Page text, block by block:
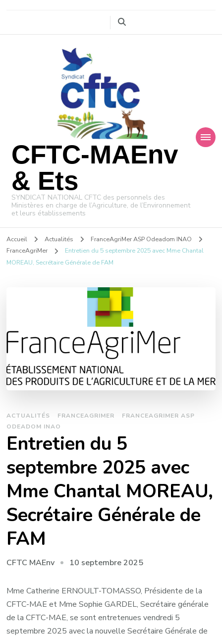
CFTC-MAEnv
& Ets
SYNDICAT NATIONAL CFTC des personnels des
Ministères en charge de l’Agriculture, de l’Environnement
et leurs établissements
Accueil Actualités
FranceAgriMer ASP Odeadom INAO
FranceAgriMer
Entretien du 5 septembre 2025 avec Mme Chantal
MOREAU, Secrétaire Générale de FAM
ACTUALITÉS FRANCEAGRIMER
FRANCEAGRIMER ASP
ODEADOM INAO
Entretien du 5
septembre 2025 avec
Mme Chantal MOREAU,
Secrétaire Générale de
FAM
CFTC MAEnv 10 septembre 2025
Mme Catherine ERNOULT-TOMASSO, Présidente de la
CFTC-MAE et Mme Sophie GARDEL, Secrétaire générale
de la CFTC-MAE, se sont entretenues vendredi 5
septembre 2025 avec la nouvelle Secrétaire Générale de